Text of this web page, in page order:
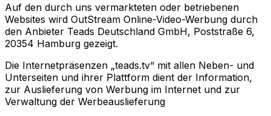
Auf den durch uns vermarkteten oder betriebenen
Websites wird OutStream Online-Video-Werbung durch
den Anbieter Teads Deutschland GmbH, Poststraße 6,
20354 Hamburg gezeigt.
Die Internetpräsenzen „teads.tv“ mit allen Neben- und
Unterseiten und ihrer Plattform dient der Information,
zur Auslieferung von Werbung im Internet und zur
Verwaltung der Werbeauslieferung